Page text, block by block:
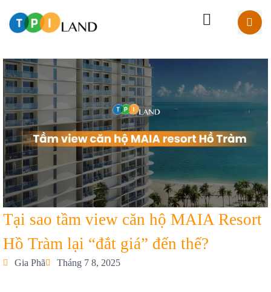
Tại sao tầm view căn hộ MAIA Resort
Hồ Tràm lại “đắt giá” đến thế?
Gia Phã Tháng 7 8, 2025